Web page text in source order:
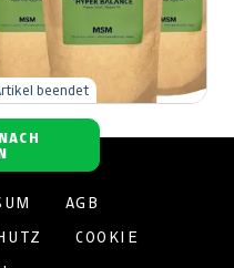
beendet
AGB
COOKIE